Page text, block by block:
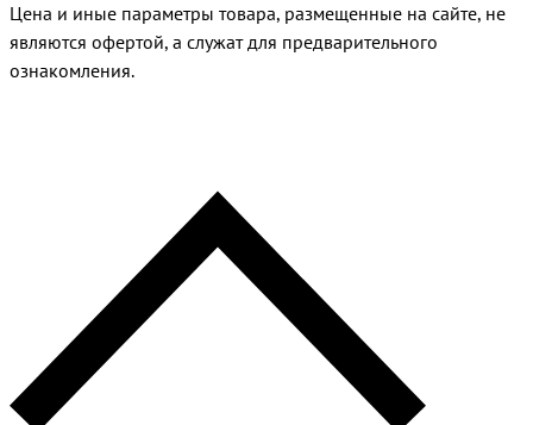
Цена и иные параметры товара, размещенные на сайте, не
являются офертой, а служат для предварительного
ознакомления.